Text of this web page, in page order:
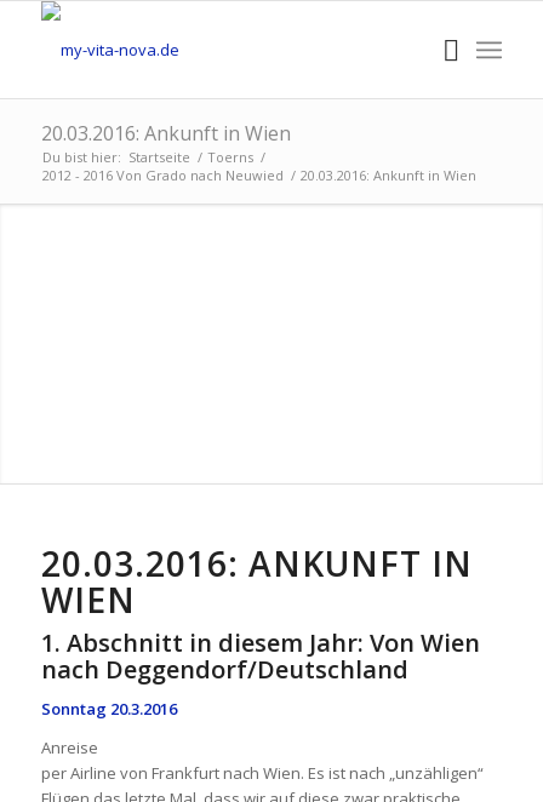
20.03.2016: Ankunft in Wien
Du bist hier: Startseite / Toerns /
2012 - 2016 Von Grado nach Neuwied / 20.03.2016: Ankunft in Wien
20.03.2016: ANKUNFT IN
WIEN
1. Abschnitt in diesem Jahr: Von Wien
nach Deggendorf/Deutschland
Sonntag 20.3.2016
Anreise
per Airline von Frankfurt nach Wien. Es ist nach „unzähligen“